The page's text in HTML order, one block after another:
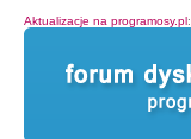
Aktualizacje na programosy.pl: